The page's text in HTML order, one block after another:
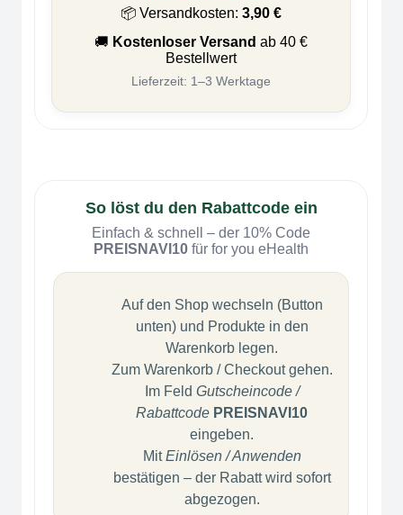
📦 Versandkosten:3,90 €
🚚 Kostenloser Versand ab 40 €
Bestellwert
Lieferzeit: 1–3 Werktage
So löst du den Rabattcode ein
Einfach & schnell – der 10% Code
PREISNAVI10 für for you eHealth
Auf den Shop wechseln (Button
unten) und Produkte in den
Warenkorb legen.
Zum Warenkorb / Checkout gehen.
Im Feld Gutscheincode /
Rabattcode PREISNAVI10
eingeben.
MitEinlösen / Anwenden
bestätigen – der Rabatt wird sofort
abgezogen.